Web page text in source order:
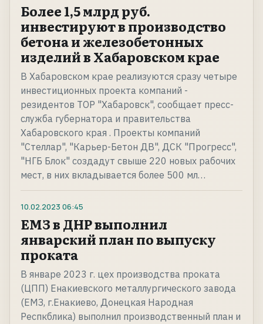
Более 1,5 млрд руб.
инвестируют в производство
бетона и железобетонных
изделий в Хабаровском крае
В Хабаровском крае реализуются сразу четыре
инвестиционных проекта компаний -
резидентов ТОР "Хабаровск", сообщает пресс-
служба губернатора и правительства
Хабаровского края . Проекты компаний
"Стеллар", "Карьер-Бетон ДВ", ДСК "Прогресс",
"НГБ Блок" создадут свыше 220 новых рабочих
мест, в них вкладывается более 500 мл…
10.02.2023 06:45
ЕМЗ в ДНР выполнил
январский план по выпуску
проката
В январе 2023 г. цех производства проката
(ЦПП) Енакиевского металлургического завода
(ЕМЗ, г.Енакиево, Донецкая Народная
Респкблика) выполнил производственный план и